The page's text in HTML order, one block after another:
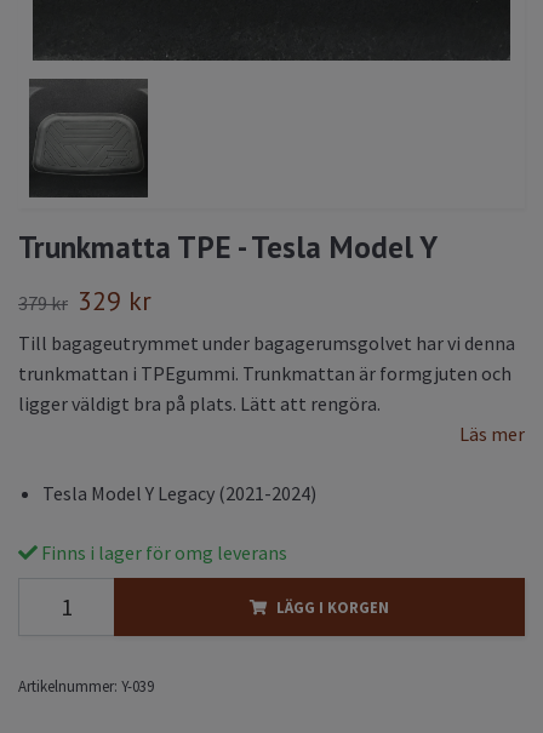
Trunkmatta TPE - Tesla Model Y
379 kr 329 kr
Till bagageutrymmet under bagagerumsgolvet har vi denna
trunkmattan i TPEgummi. Trunkmattan är formgjuten och
ligger väldigt bra på plats. Lätt att rengöra.
Läs mer
Tesla Model Y Legacy (2021-2024)
Finns i lager för omg leverans
LÄGG I KORGEN
Artikelnummer: Y-039